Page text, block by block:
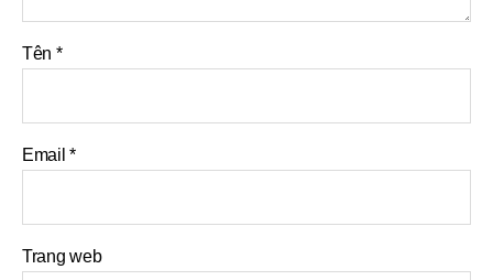
Tên *
Email*
Trang web